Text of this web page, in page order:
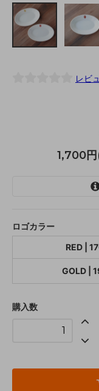
レビ
1,700
ロゴカラー
RED |
GOLD |
購入数